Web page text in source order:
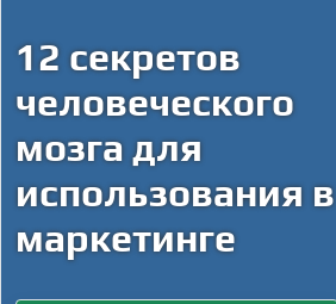
12 секретов
человеческого
мозга для
использования в
маркетинге